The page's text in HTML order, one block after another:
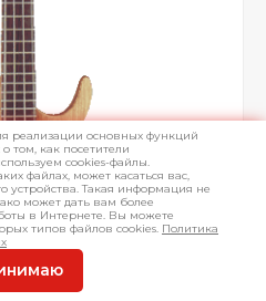
реализации основных функций
том, как посетители
cookies-файлы.
файлах, может касаться вас,
Такая информация не
может дать вам более
в Интернете. Вы можете
типов файлов cookies. Политика